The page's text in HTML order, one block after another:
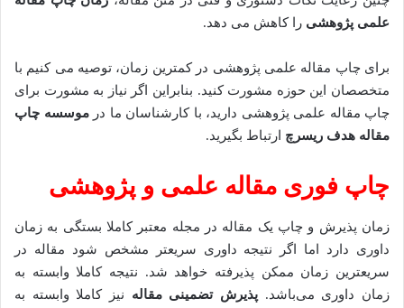
علمی پژوهشی را کاهش می دهد.
برای چاپ مقاله علمی پژوهشی در کمترین زمان، توصیه می کنیم با
متخصصان این حوزه مشورت کنید. بنابراین اگر نیاز به مشورت برای
چاپ مقاله علمی پژوهشی دارید، با کارشناسان ما درموسسه چاپ
مقاله هدف ریسرچ ارتباط بگیرید.
چاپ فوری مقاله علمی و پژوهشی
زمان پذیرش و چاپ یک مقاله در مجله معتبر کاملا بستگی به زمان
داوری دارد اما اگر نتیجه داوری سریعتر مشخص شود مقاله در
سریعترین زمان ممکن پذیرفته خواهد شد. نتیجه کاملا وابسته به
زمان داوری می‌باشد. پذیرش تضمینی مقاله نیز کاملا وابسته به